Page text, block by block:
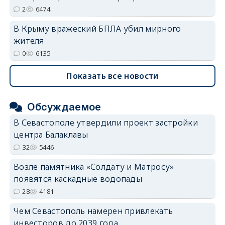
2 6474
В Крыму вражеский БПЛА убил мирного
жителя
0 6135
Показать все новости
Обсуждаемое
В Севастополе утвердили проект застройки
центра Балаклавы
32 5446
Возле памятника «Солдату и Матросу»
появятся каскадные водопады
28 4181
Чем Севастополь намерен привлекать
инвесторов до 2039 года